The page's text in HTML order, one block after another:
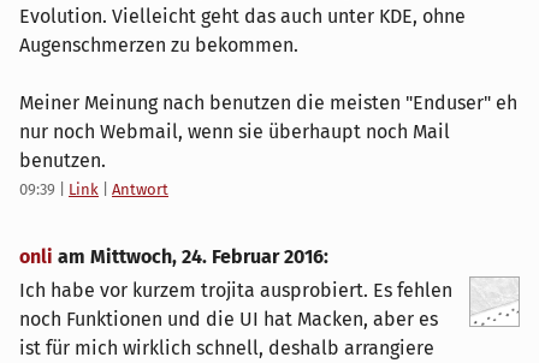
Evolution. Vielleicht geht das auch unter KDE, ohne
Augenschmerzen zu bekommen.
Meiner Meinung nach benutzen die meisten "Enduser" eh
nur noch Webmail, wenn sie überhaupt noch Mail
benutzen.
09:39 Link Antwort
onli am Mittwoch, 24. Februar 2016:
Ich habe vor kurzem trojita ausprobiert. Es fehlen
noch Funktionen und die UI hat Macken, aber es
ist für mich wirklich schnell, deshalb arrangiere